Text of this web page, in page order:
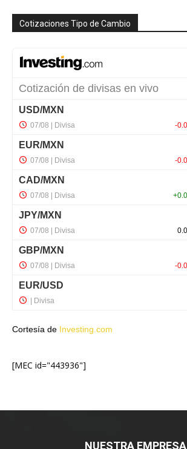
Cotizaciones Tipo de Cambio
Cortesía de Investing.com
[MEC id="443936"]
NUESTRA EMPRESA